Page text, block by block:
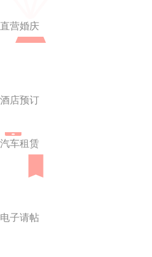
直营婚庆
酒店预订
汽车租赁
电子请帖